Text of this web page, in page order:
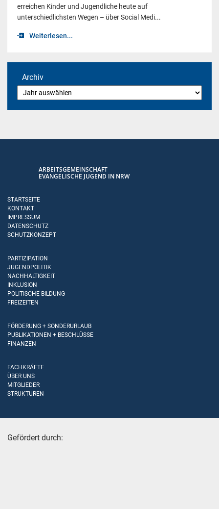
erreichen Kinder und Jugendliche heute auf
unterschiedlichsten Wegen – über Social Medi...
Weiterlesen...
Archiv
ARBEITSGEMEINSCHAFT
EVANGELISCHE JUGEND IN NRW
STARTSEITE
KONTAKT
IMPRESSUM
DATENSCHUTZ
SCHUTZKONZEPT
PARTIZIPATION
JUGENDPOLITIK
NACHHALTIGKEIT
INKLUSION
POLITISCHE BILDUNG
FREIZEITEN
FÖRDERUNG + SONDERURLAUB
PUBLIKATIONEN + BESCHLÜSSE
FINANZEN
FACHKRÄFTE
ÜBER UNS
MITGLIEDER
STRUKTUREN
Gefördert durch: